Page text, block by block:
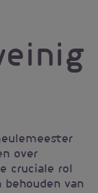
over
cruciale rol
van